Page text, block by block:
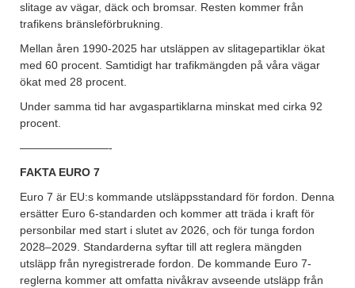
slitage av vägar, däck och bromsar. Resten kommer från
trafikens bränsleförbrukning.
Mellan åren 1990-2025 har utsläppen av slitagepartiklar ökat
med 60 procent. Samtidigt har trafikmängden på våra vägar
ökat med 28 procent.
Under samma tid har avgaspartiklarna minskat med cirka 92
procent.
————————-
FAKTA EURO 7
Euro 7 är EU:s kommande utsläppsstandard för fordon. Denna
ersätter Euro 6-standarden och kommer att träda i kraft för
personbilar med start i slutet av 2026, och för tunga fordon
2028–2029. Standarderna syftar till att reglera mängden
utsläpp från nyregistrerade fordon. De kommande Euro 7-
reglerna kommer att omfatta nivåkrav avseende utsläpp från